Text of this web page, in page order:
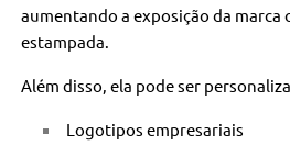
aumentando a exposição da marca
estampada.
Além disso, ela pode ser
Logotipos empresariais